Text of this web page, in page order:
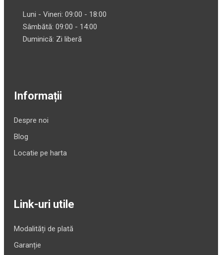
Luni - Vineri: 09:00 - 18:00
Sâmbătă: 09:00 - 14:00
Duminică: Zi liberă
Informații
Despre noi
Blog
Locatie pe harta
Link-uri utile
Modalități de plată
Garanție